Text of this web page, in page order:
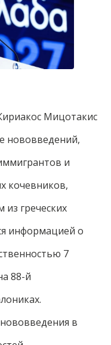
Мицотакис
нововведений,
и
кочевников,
греческих
информацией о
7
88-й
в